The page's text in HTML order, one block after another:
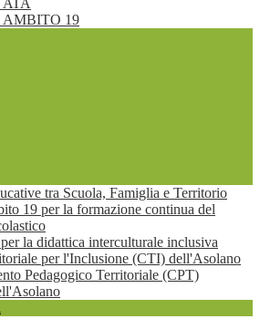
ATA
AMBITO 19
tra Scuola, Famiglia e Territorio
19 per la formazione continua del
la didattica interculturale inclusiva
per l'Inclusione (CTI) dell'Asolano
Pedagogico Territoriale (CPT)